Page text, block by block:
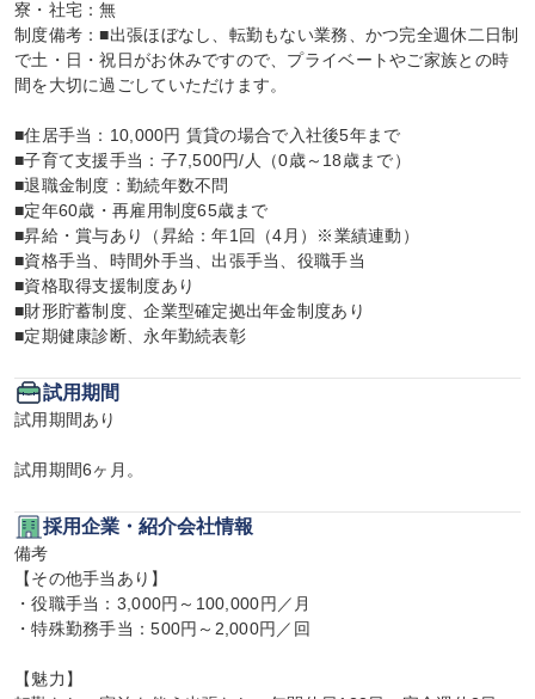
寮・社宅：無
制度備考：■出張ほぼなし、転勤もない業務、かつ完全週休二日制
で土・日・祝日がお休みですので、プライベートやご家族との時
間を大切に過ごしていただけます。
■住居手当：10,000円 賃貸の場合で入社後5年まで
■子育て支援手当：子7,500円/人（0歳～18歳まで）
■退職金制度：勤続年数不問
■定年60歳・再雇用制度65歳まで
■昇給・賞与あり（昇給：年1回（4月）※業績連動）
■資格手当、時間外手当、出張手当、役職手当
■資格取得支援制度あり
■財形貯蓄制度、企業型確定拠出年金制度あり
■定期健康診断、永年勤続表彰
試用期間
試用期間あり
試用期間6ヶ月。
採用企業・紹介会社情報
備考
【その他手当あり】
・役職手当：3,000円～100,000円／月
・特殊勤務手当：500円～2,000円／回
【魅力】